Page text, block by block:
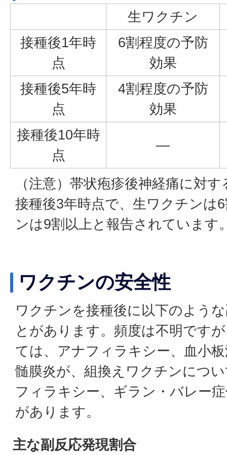
生ワクチン
接種後1年時
点
6割程度の予防
効果
接種後5年時
点
4割程度の予防
効果
接種後10年時
点
—
（注意）帯状疱疹後神経痛に対
接種後3年時点で、生ワクチンは
ンは9割以上と報告されています
ワクチンの安全性
ワクチンを接種後に以下のよう
とがあります。頻度は不明です
ては、アナフィラキシー、血小
髄膜炎が、組換えワクチンにつ
フィラキシー、ギラン・バレー
があります。
主な副反応発現割合